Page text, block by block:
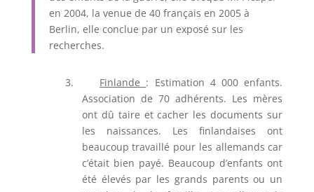
en 2004, la venue de 40 français en 2005 à
Berlin, elle conclue par un exposé sur les
recherches.
3. Finlande : Estimation 4 000 enfants.
Association de 70 adhérents. Les mères
ont dû taire et cacher les documents sur
les naissances. Les finlandaises ont
beaucoup travaillé pour les allemands car
c’était bien payé. Beaucoup d’enfants ont
été élevés par les grands parents ou un